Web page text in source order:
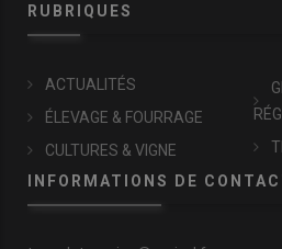
RUBRIQUES
ACTUALITÉS
ÉLEVAGE & FOURRAGE
CULTURES & VIGNE
INFORMATIONS DE